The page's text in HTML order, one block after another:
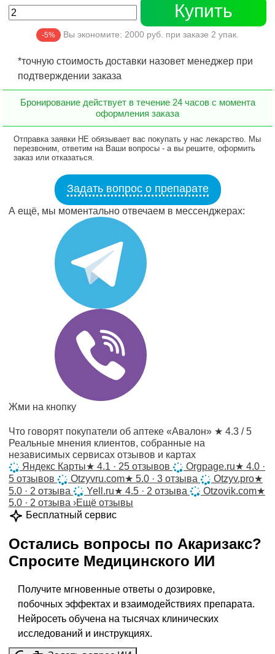
Купить
-5% Вы экономите: 2000 руб. при заказе 2 упак.
*точную стоимость доставки назовет менеджер при
подтверждении заказа
Бронирование действует в течение 24 часов с момента
оформления заказа
Отправка заявки НЕ обязывает вас покупать у нас лекарство. Мы
перезвоним, ответим на Ваши вопросы - а вы решите, оформить
заказ или отказаться.
Задать вопрос о препарате
А ещё, мы моментально отвечаем в мессенджерах:
Жми на кнопку
Что говорят покупатели об аптеке «Авалон» ★ 4.3 / 5
Реальные мнения клиентов, собранные на
независимых сервисах отзывов и картах
Яндекс Карты★ 4.1 · 25 отзывов Orgpage.ru★ 4.0 ·
5 отзывов
Otzyvru.com★ 5.0 · 3 отзыва Otzyv.pro★
5.0 · 2 отзыва
Yell.ru★ 4.5 · 2 отзыва Otzovik.com★
5.0 · 2 отзыва ›Ещё отзывы
Бесплатный сервис
Остались вопросы по Акаризакс?
Спросите Медицинского ИИ
Получите мгновенные ответы о дозировке,
побочных эффектах и взаимодействиях препарата.
Нейросеть обучена на тысячах клинических
исследований и инструкциях.